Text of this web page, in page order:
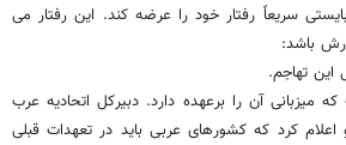
سریعاً رفتار خود را عرضه کند. این رفتار می
باشد:
تهاجم.
میزبانی آن را برعهده دارد. دبیرکل اتحادیه عرب
کرد که کشورهای عربی باید در تعهدات قبلی